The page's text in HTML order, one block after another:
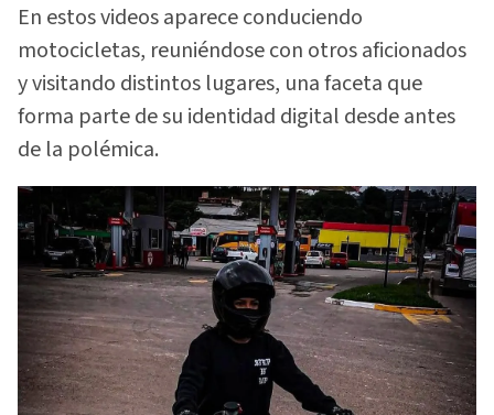
En estos videos aparece conduciendo
motocicletas, reuniéndose con otros aficionados
y visitando distintos lugares, una faceta que
forma parte de su identidad digital desde antes
de la polémica.